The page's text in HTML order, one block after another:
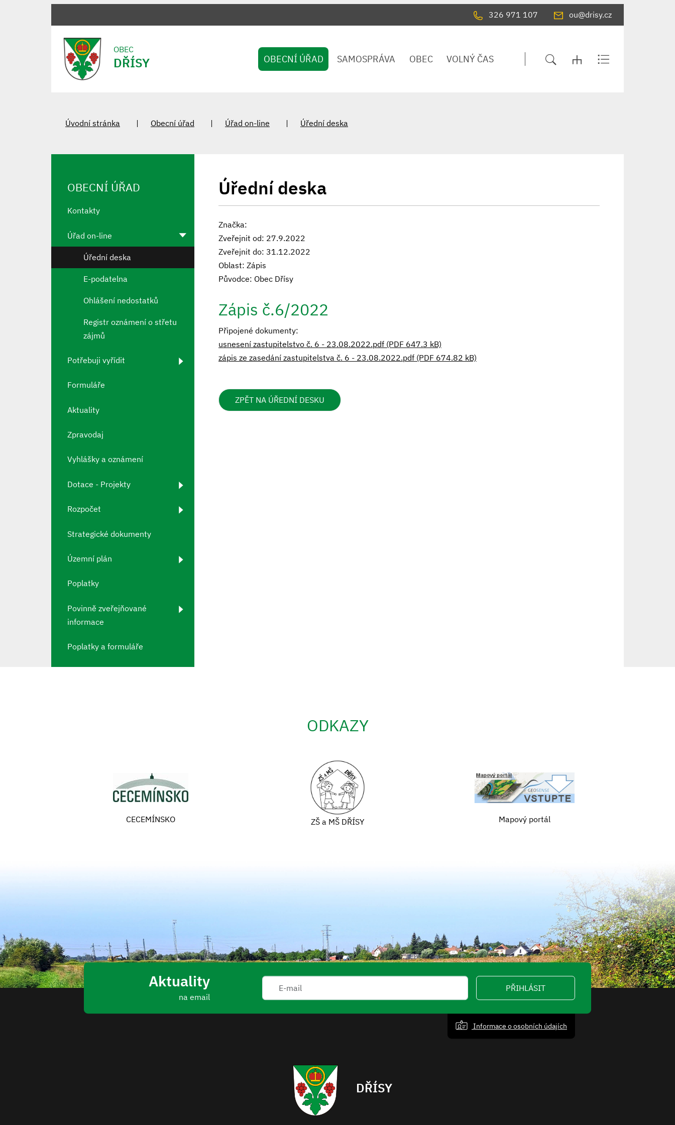
326 971 107 ou@drisy.cz
OBEC
DŘÍSY OBECNÍ ÚŘAD SAMOSPRÁVA OBEC VOLNÝ ČAS
Úvodní stránka Obecní úřad Úřad on-line Úřední deska
Úřední deska
Značka:
Zveřejnit od: 27.9.2022
Zveřejnit do: 31.12.2022
Oblast: Zápis
Původce: Obec Dřísy
Zápis č.6/2022
Připojené dokumenty:
usnesení zastupitelstvo č. 6 - 23.08.2022.pdf (PDF 647.3 kB)
zápis ze zasedání zastupitelstva č. 6 - 23.08.2022.pdf (PDF 674.82 kB)
ZPĚT NA ÚŘEDNÍ DESKU
OBECNÍ ÚŘAD
Kontakty
Úřad on-line
Úřední deska
E-podatelna
Ohlášení nedostatků
Registr oznámení o střetu
zájmů
Potřebuji vyřídit
Formuláře
Aktuality
Zpravodaj
Vyhlášky a oznámení
Dotace - Projekty
Rozpočet
Strategické dokumenty
Územní plán
Poplatky
Povinně zveřejňované
informace
Poplatky a formuláře
ODKAZY
CECEMÍNSKO ZŠ a MŠ DŘÍSY Mapový portál
Aktuality
na email
PŘIHLÁSIT
Informace o osobních údajích
DŘÍSY